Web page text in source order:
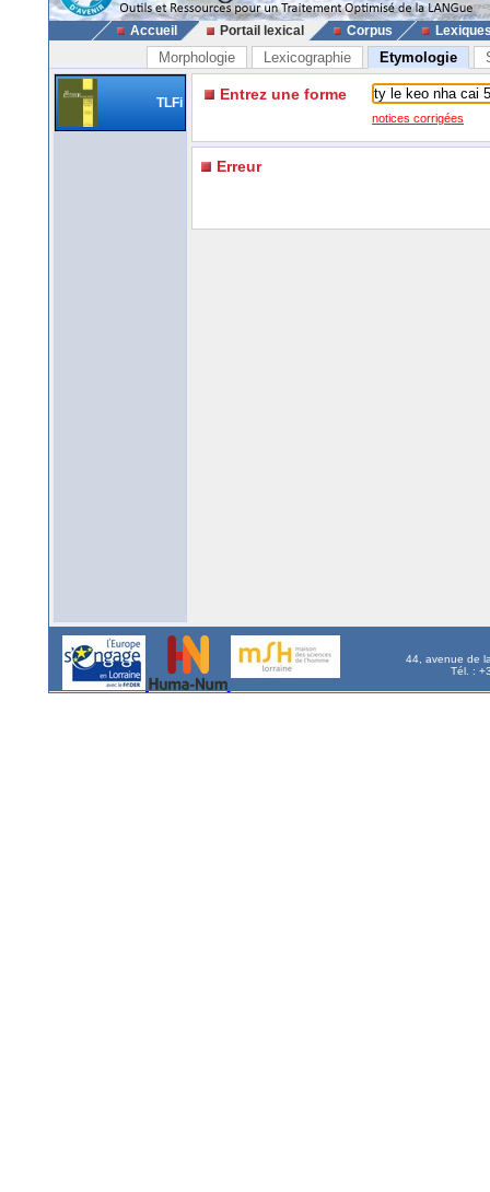
Accueil Portail lexical Corpus
Morphologie Lexicographie Etymologie
TLFi Entrez une forme
notices corrigées
Erreur
44, avenue de
Tél. :